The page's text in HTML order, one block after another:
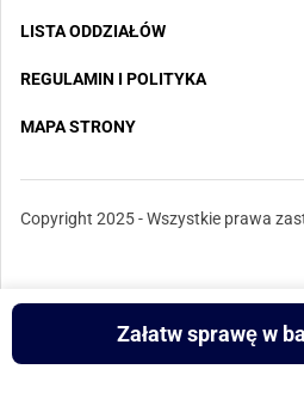
LISTA ODDZIAŁÓW
REGULAMIN I POLITYKA
MAPA STRONY
Copyright 2025 - Wszystkie prawa
Załatw sprawę w